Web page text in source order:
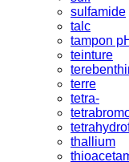
sulfamide
talc
tampon
teinture
terre
tetra-
thallium